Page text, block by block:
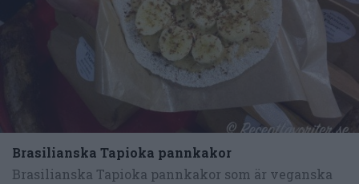
Brasilianska Tapioka pannkakor
Brasilianska Tapioka pannkakor som är veganska